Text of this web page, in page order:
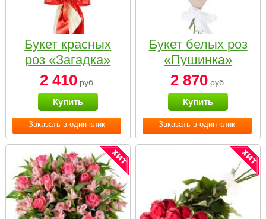
Заказать в один клик
Букет красных
роз «Загадка»
2 410 руб.
Купить
Заказать в один клик
Букет белых роз
«Пушинка»
2 870руб.
Купить